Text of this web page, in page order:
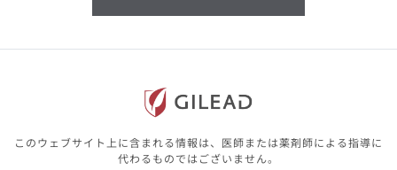
含む）の情報は、その製品またはその製品の
本サイト内の情報は、医師その他医療関係者
が行なうべきアドバイスやサービスを提供す
るものではありません。本サイトに表示され
ている情報は、決して、医師その他医療関係
このウェブサイト上に含まれる情報は、医師または薬剤師による指導に
代わるものではございません。